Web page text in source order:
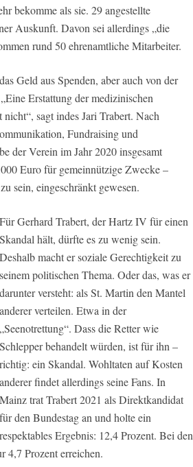
bekomme als sie. 29 angestellte
Auskunft. Davon sei allerdings „die
rund 50 ehrenamtliche Mitarbeiter.
Geld aus Spenden, aber auch von der
Erstattung der medizinischen
sagt indes Jari Trabert. Nach
Fundraising und
der Verein im Jahr 2020 insgesamt
Euro für gemeinnützige Zwecke –
sein, eingeschränkt gewesen.
Für Gerhard Trabert, der Hartz IV für einen
Skandal hält, dürfte es zu wenig sein.
Deshalb macht er soziale Gerechtigkeit zu
seinem politischen Thema. Oder das, was er
darunter versteht: als St. Martin den Mantel
anderer verteilen. Etwa in der
„Seenotrettung“. Dass die Retter wie
Schlepper behandelt würden, ist für ihn –
richtig: ein Skandal. Wohltaten auf Kosten
anderer findet allerdings seine Fans. In
Mainz trat Trabert 2021 als Direktkandidat
für den Bundestag an und holte ein
respektables Ergebnis: 12,4 Prozent. Bei den
4,7 Prozent erreichen.